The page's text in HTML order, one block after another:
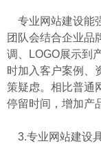
专业网站建设能
团队会结合企业
调、LOGO展示到
时加入客户案例、
策疑虑。相比普通
停留时间，增加产
3.专业网站建设